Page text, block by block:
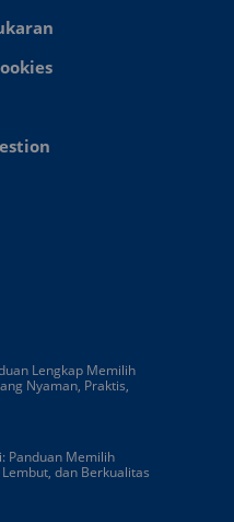
Lengkap Memilih
Nyaman, Praktis,
Panduan Memilih
dan Berkualitas